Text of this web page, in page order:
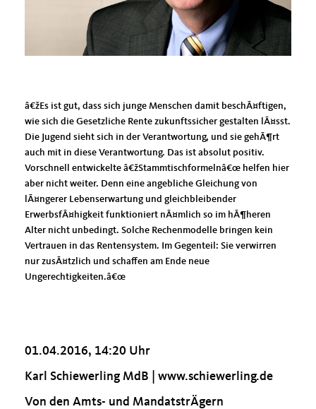
žEs ist gut, dass sich junge Menschen damit beschÃ¤ftigen,
wie sich die Gesetzliche Rente zukunftssicher gestalten lÃ¤sst.
Die Jugend sieht sich in der Verantwortung, und sie gehÃ¶rt
auch mit in diese Verantwortung. Das ist absolut positiv.
Vorschnell entwickelte â€žStammtischformelnâ€œ helfen hier
aber nicht weiter. Denn eine angebliche Gleichung von
lÃ¤ngerer Lebenserwartung und gleichbleibender
ErwerbsfÃ¤higkeit funktioniert nÃ¤mlich so im hÃ¶heren
Alter nicht unbedingt. Solche Rechenmodelle bringen kein
Vertrauen in das Rentensystem. Im Gegenteil: Sie verwirren
nur zusÃ¤tzlich und schaffen am Ende neue
Ungerechtigkeiten.â€œ
01.04.2016, 14:20 Uhr
Karl Schiewerling MdB | www.schiewerling.de
Von den Amts- und MandatstrÄgern